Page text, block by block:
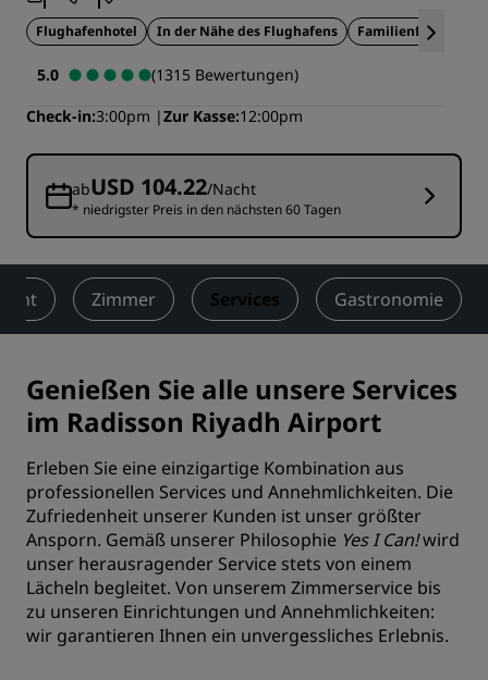
Flughafenhotel In der Nähe des Flughafens Familienfreundlich
5.0
(1315 Bewertungen)
Check-in 3:00pm Zur Kasse 12:00pm
abUSD 104.22/Nacht
* niedrigster Preis in den nächsten 60 Tagen
Zimmer Services Gastronomie
Genießen Sie alle unsere Services
im Radisson Riyadh Airport
Erleben Sie eine einzigartige Kombination aus
professionellen Services und Annehmlichkeiten. Die
Zufriedenheit unserer Kunden ist unser größter
Ansporn. Gemäß unserer Philosophie Yes I Can!wird
unser herausragender Service stets von einem
Lächeln begleitet. Von unserem Zimmerservice bis
zu unseren Einrichtungen und Annehmlichkeiten:
wir garantieren Ihnen ein unvergessliches Erlebnis.